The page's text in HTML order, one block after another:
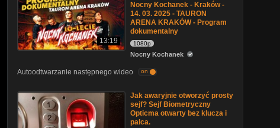
13:19
Nocny Kochanek - Kraków -
14. 03. 2025 - TAURON
ARENA KRAKÓW - Program
dokumentalny
1080p
Nocny Kochanek
Autoodtwarzanie następnego wideo on
Jak awaryjnie otworzyć prosty
sejf? Sejf Biometryczny
Opticma otwarty bez klucza i
palca.